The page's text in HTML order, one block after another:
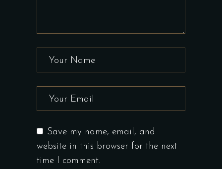
Save my name, email, and
website in this browser for the next
time I comment.